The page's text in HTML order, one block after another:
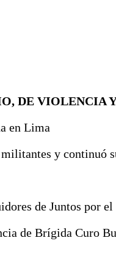
DE VIOLENCIA
en Lima
y continuó
de Juntos por
de Brígida Curo